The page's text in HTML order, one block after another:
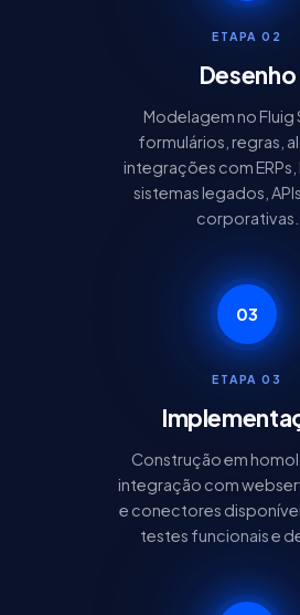
ETAPA 02
Desenho
Modelagem no Fluig
formulários, regras,
integrações com ERPs,
sistemas legados,
corporativas.
03
ETAPA 03
Construção em
integração com
e conectores
testes funcionais e